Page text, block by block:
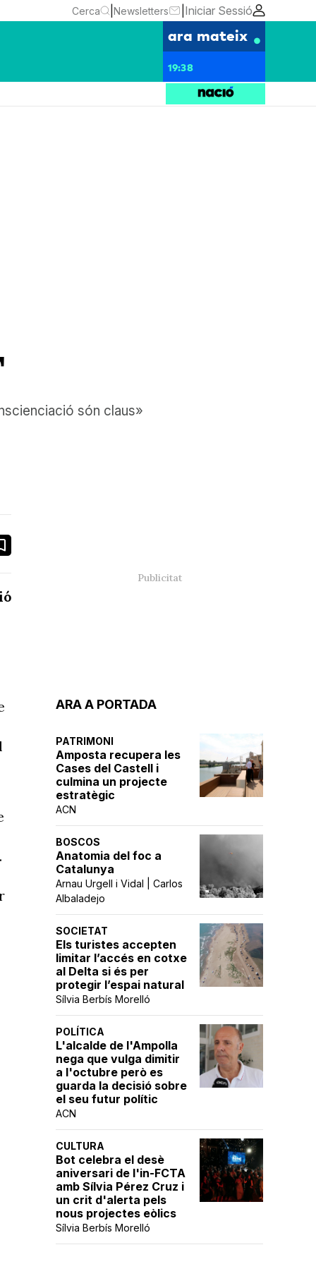
Cerca Newsletters Iniciar Sessió
ara mateix
19:38
són claus»
ARA A PORTADA
PATRIMONI
Amposta recupera les
Cases del Castell i
culmina un projecte
estratègic
ACN
BOSCOS
Anatomia del foc a
Catalunya
Arnau Urgell i Vidal | Carlos
Albaladejo
SOCIETAT
Els turistes accepten
limitar l’accés en cotxe
al Delta si és per
protegir l’espai natural
Sílvia Berbís Morelló
POLÍTICA
L'alcalde de l'Ampolla
nega que vulga dimitir
a l'octubre però es
guarda la decisió sobre
el seu futur polític
ACN
CULTURA
Bot celebra el desè
aniversari de l'in-FCTA
amb Sílvia Pérez Cruz i
un crit d'alerta pels
nous projectes eòlics
Sílvia Berbís Morelló